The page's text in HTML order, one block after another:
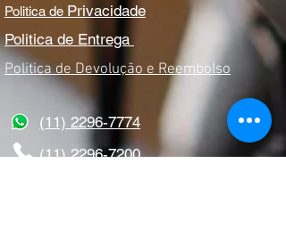
Politica de Privacidade
Politica de Entrega
Politica de Devolução e Reembolso
(11) 2296-7774
(11) 2296-7200